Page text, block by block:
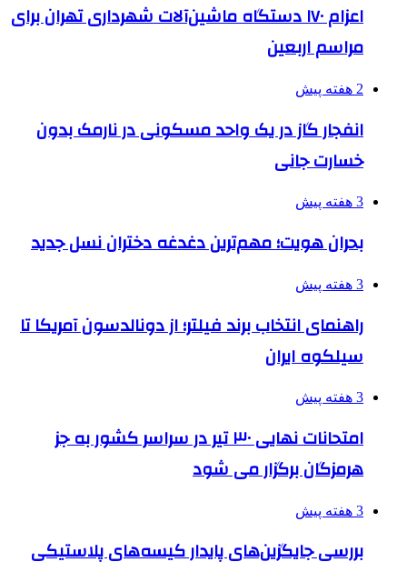
اعزام ۱۷۰ دستگاه ماشین‌آلات شهرداری تهران برای
مراسم اربعین
2 هفته پیش
انفجار گاز در یک واحد مسکونی در نارمک بدون
خسارت جانی
3 هفته پیش
بحران هویت؛ مهم‌ترین دغدغه دختران نسل جدید
3 هفته پیش
راهنمای انتخاب برند فیلتر؛ از دونالدسون آمریکا تا
سیلکوه ایران
3 هفته پیش
امتحانات نهایی ۳۰ تیر در سراسر کشور به جز
هرمزگان برگزار می شود
3 هفته پیش
بررسی جایگزین‌های پایدار کیسه‌های پلاستیکی